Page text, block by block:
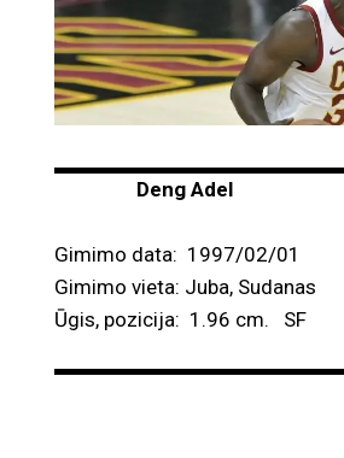
Deng Adel
Gimimo data: 1997/02/01
Gimimo vieta: Juba, Sudanas
Ūgis, pozicija: 1.96 cm. SF